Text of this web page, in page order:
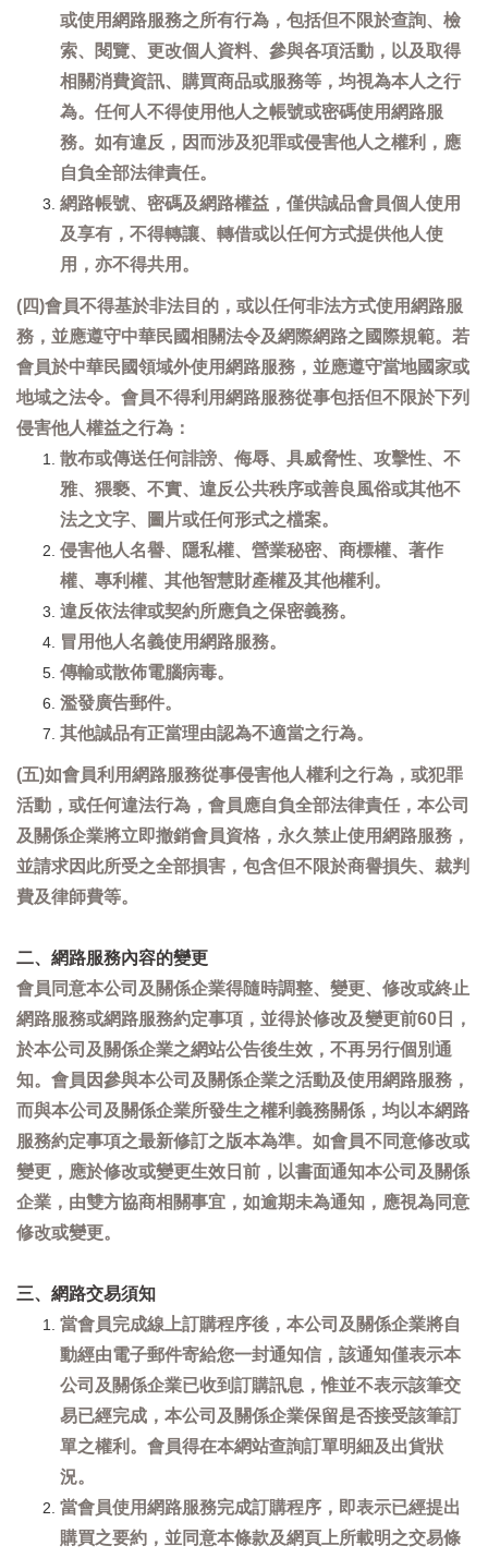
或使用網路服務之所有行為，包括但不限於查詢、檢
索、閱覽、更改個人資料、參與各項活動，以及取得
相關消費資訊、購買商品或服務等，均視為本人之行
為。任何人不得使用他人之帳號或密碼使用網路服
務。如有違反，因而涉及犯罪或侵害他人之權利，應
自負全部法律責任。
網路帳號、密碼及網路權益，僅供誠品會員個人使用
及享有，不得轉讓、轉借或以任何方式提供他人使
用，亦不得共用。
(四)會員不得基於非法目的，或以任何非法方式使用網路服
務，並應遵守中華民國相關法令及網際網路之國際規範。若
會員於中華民國領域外使用網路服務，並應遵守當地國家或
地域之法令。會員不得利用網路服務從事包括但不限於下列
侵害他人權益之行為：
散布或傳送任何誹謗、侮辱、具威脅性、攻擊性、不
雅、猥褻、不實、違反公共秩序或善良風俗或其他不
法之文字、圖片或任何形式之檔案。
侵害他人名譽、隱私權、營業秘密、商標權、著作
權、專利權、其他智慧財產權及其他權利。
違反依法律或契約所應負之保密義務。
冒用他人名義使用網路服務。
傳輸或散佈電腦病毒。
濫發廣告郵件。
其他誠品有正當理由認為不適當之行為。
(五)如會員利用網路服務從事侵害他人權利之行為，或犯罪
活動，或任何違法行為，會員應自負全部法律責任，本公司
及關係企業將立即撤銷會員資格，永久禁止使用網路服務，
並請求因此所受之全部損害，包含但不限於商譽損失、裁判
費及律師費等。
二、網路服務內容的變更
會員同意本公司及關係企業得隨時調整、變更、修改或終止
網路服務或網路服務約定事項，並得於修改及變更前60日，
於本公司及關係企業之網站公告後生效，不再另行個別通
知。會員因參與本公司及關係企業之活動及使用網路服務，
而與本公司及關係企業所發生之權利義務關係，均以本網路
服務約定事項之最新修訂之版本為準。如會員不同意修改或
變更，應於修改或變更生效日前，以書面通知本公司及關係
企業，由雙方協商相關事宜，如逾期未為通知，應視為同意
修改或變更。
三、網路交易須知
當會員完成線上訂購程序後，本公司及關係企業將自
動經由電子郵件寄給您一封通知信，該通知僅表示本
公司及關係企業已收到訂購訊息，惟並不表示該筆交
易已經完成，本公司及關係企業保留是否接受該筆訂
單之權利。會員得在本網站查詢訂單明細及出貨狀
況。
當會員使用網路服務完成訂購程序，即表示已經提出
購買之要約，並同意本條款及網頁上所載明之交易條